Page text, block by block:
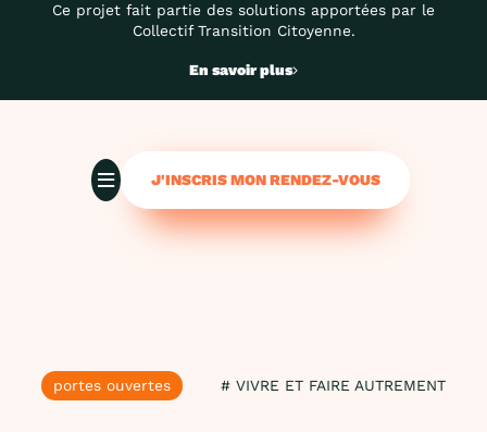
Ce projet fait partie des solutions apportées par le
Collectif Transition Citoyenne.
En savoir plus
J'INSCRIS MON RENDEZ-VOUS
portes ouvertes # VIVRE ET FAIRE AUTREMENT